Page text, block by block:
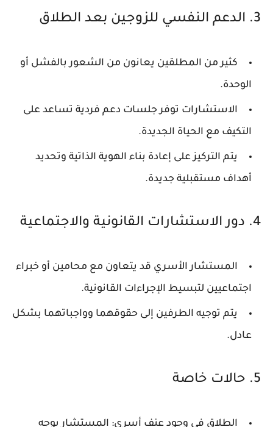
3. الدعم النفسي للزوجين بعد الطلاق
كثير من المطلقين يعانون من الشعور بالفشل أو
الوحدة.
الاستشارات توفر جلسات دعم فردية تساعد على
التكيف مع الحياة الجديدة.
يتم التركيز على إعادة بناء الهوية الذاتية وتحديد
أهداف مستقبلية جديدة.
4. دور الاستشارات القانونية والاجتماعية
المستشار الأسري قد يتعاون مع محامين أو خبراء
اجتماعيين لتبسيط الإجراءات القانونية.
يتم توجيه الطرفين إلى حقوقهما وواجباتهما بشكل
عادل.
5. حالات خاصة
الطلاق في وجود عنف أسري: المستشار يوجه